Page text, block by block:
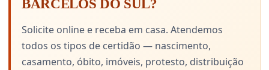
BARCELOS DO SUL?
Solicite online e receba em casa. Atendemos
todos os tipos de certidão — nascimento,
casamento, óbito, imóveis, protesto, distribuição